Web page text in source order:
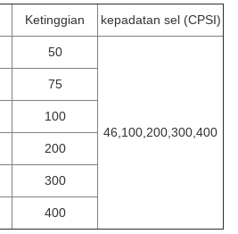
Ketinggian kepadatan sel (CPSI)
50
46,100,200,300,400
75
100
200
300
400